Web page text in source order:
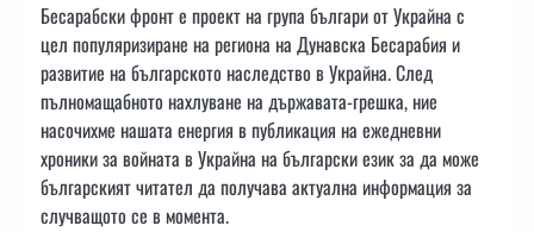
Бесарабски фронт е проект на група българи от Украйна с
цел популяризиране на региона на Дунавска Бесарабия и
развитие на българското наследство в Украйна. След
пълномащабното нахлуване на държавата-грешка, ние
насочихме нашата енергия в публикация на ежедневни
хроники за войната в Украйна на български език за да може
българският читател да получава актуална информация за
случващото се в момента.